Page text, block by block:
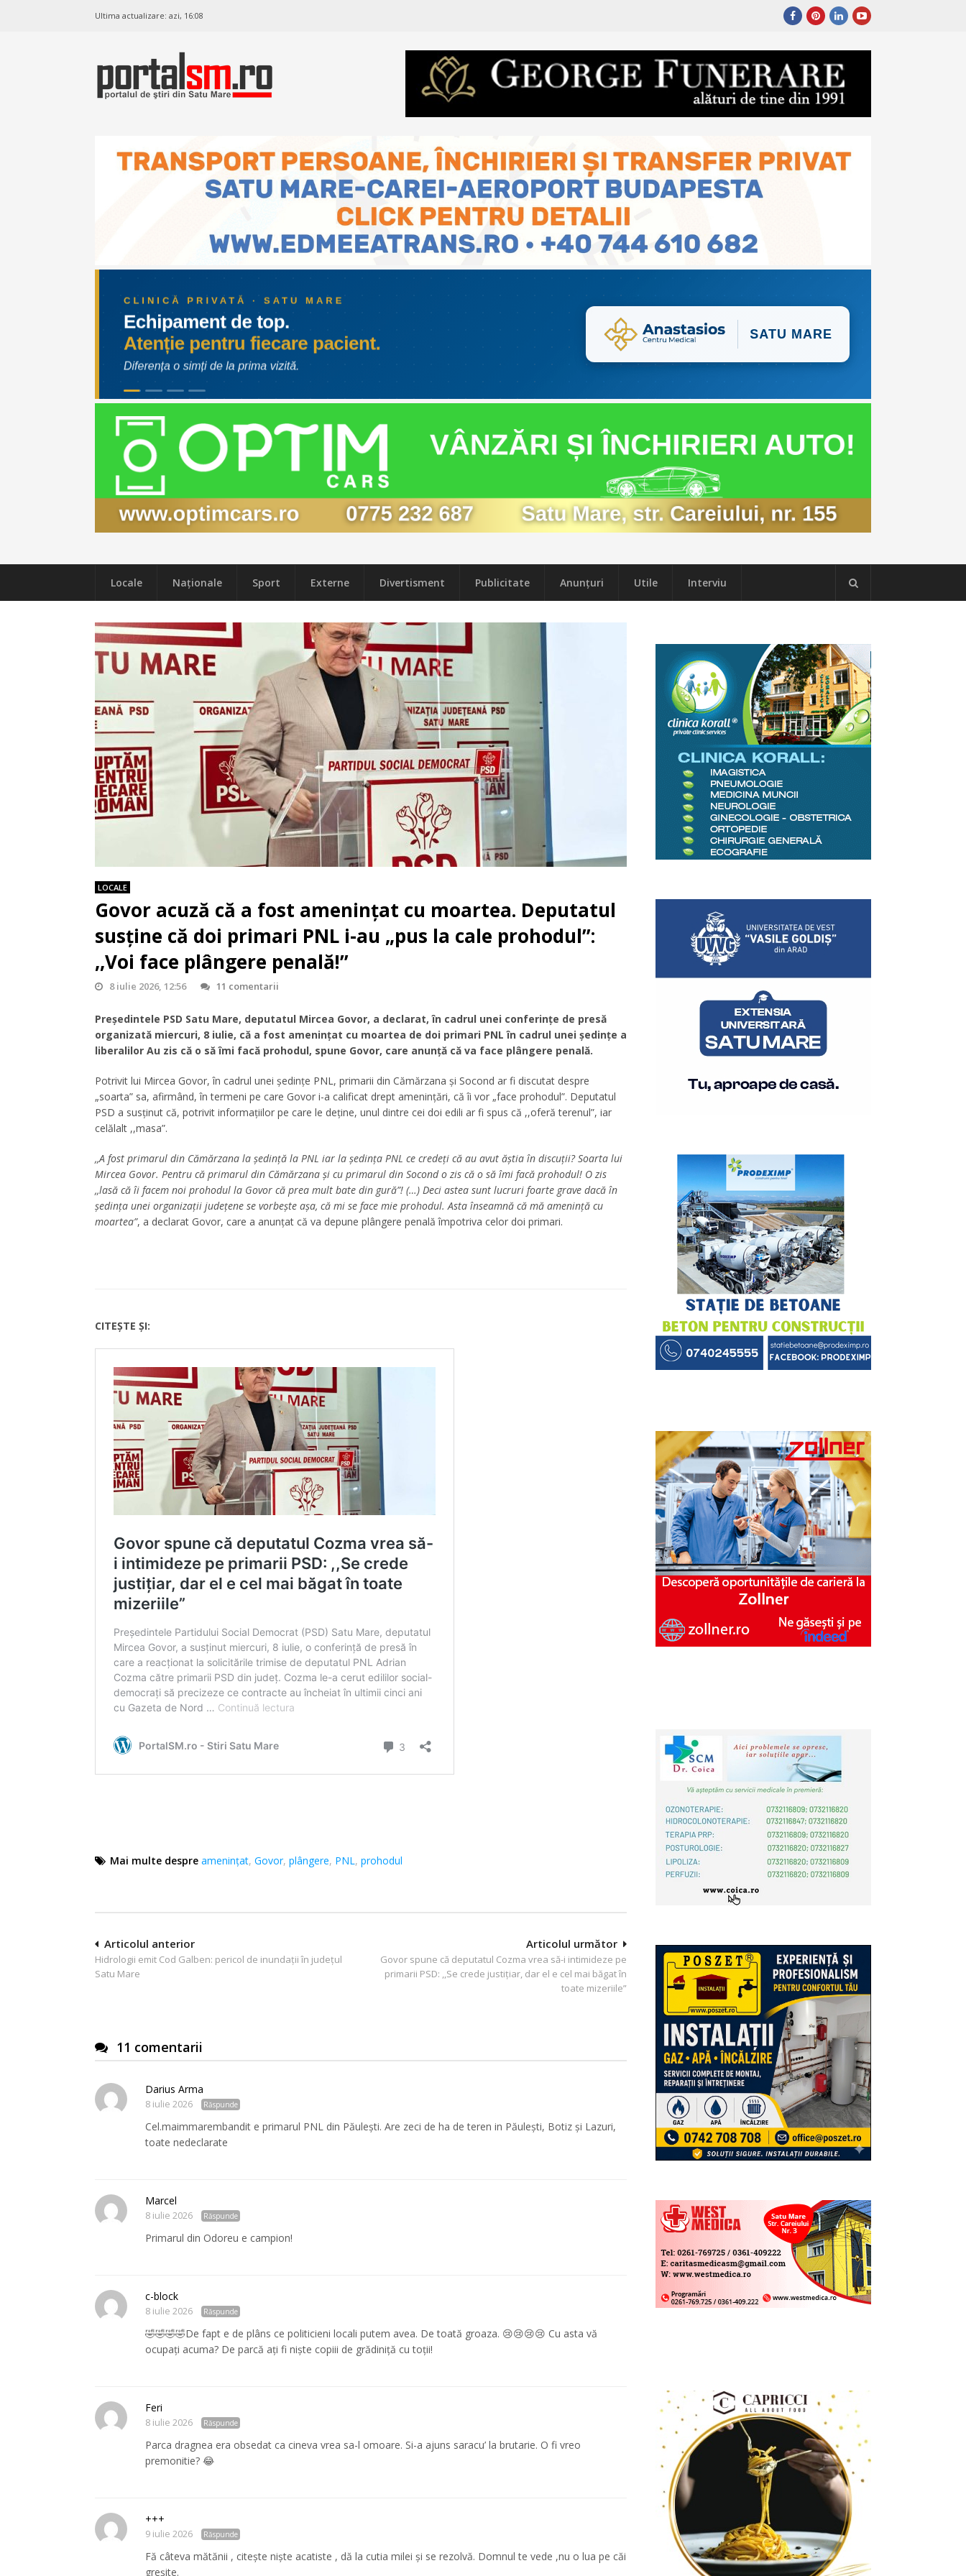
Ultima actualizare: azi, 16:08
Locale Naţionale Sport Externe Divertisment Publicitate Anunțuri Utile Interviu
LOCALE
Govor acuză că a fost amenințat cu moartea. Deputatul
susține că doi primari PNL i-au „pus la cale prohodul”:
,,Voi face plângere penală!”
8 iulie 2026, 12:56 11 comentarii
Președintele PSD Satu Mare, deputatul Mircea Govor, a declarat, în cadrul unei conferințe de presă
organizată miercuri, 8 iulie, că a fost amenințat cu moartea de doi primari PNL în cadrul unei ședințe a
liberalilor Au zis că o să îmi facă prohodul, spune Govor, care anunță că va face plângere penală.
Potrivit lui Mircea Govor, în cadrul unei ședințe PNL, primarii din Cămărzana și Socond ar fi discutat despre
„soarta” sa, afirmând, în termeni pe care Govor i-a calificat drept amenințări, că îi vor „face prohodul”. Deputatul
PSD a susținut că, potrivit informațiilor pe care le deține, unul dintre cei doi edili ar fi spus că ,,oferă terenul”, iar
celălalt ,,masa”.
,,A fost primarul din Cămărzana la ședință la PNL iar la ședința PNL ce credeți că au avut ăștia în discuții? Soarta lui
Mircea Govor. Pentru că primarul din Cămărzana și cu primarul din Socond o zis că o să îmi facă prohodul! O zis
,,lasă că îi facem noi prohodul la Govor că prea mult bate din gură”! (…) Deci astea sunt lucruri foarte grave dacă în
ședința unei organizații județene se vorbește așa, că mi se face mie prohodul. Asta înseamnă că mă amenință cu
moartea”, a declarat Govor, care a anunțat că va depune plângere penală împotriva celor doi primari.
CITEȘTE ȘI:
Mai multe despre amenințat, Govor, plângere, PNL, prohodul
Navigare
în
Articolul următor
Govor spune că deputatul Cozma vrea să-i intimideze pe
primarii PSD: ,,Se crede justițiar, dar el e cel mai băgat în
toate mizeriile”
Articolul anterior
Hidrologii emit Cod Galben: pericol de inundații în județul
Satu Mare
11 comentarii
Darius Arma
8 iulie 2026 Răspunde
Cel.maimmarembandit e primarul PNL din Păulești. Are zeci de ha de teren in Păulești, Botiz și Lazuri,
toate nedeclarate
Marcel
8 iulie 2026 Răspunde
Primarul din Odoreu e campion!
c-block
8 iulie 2026 Răspunde
🤣🤣🤣🤣De fapt e de plâns ce politicieni locali putem avea. De toată groaza. 😢😢😢😢 Cu asta vă
ocupați acuma? De parcă ați fi niște copiii de grădiniță cu toții!
Feri
8 iulie 2026 Răspunde
Parca dragnea era obsedat ca cineva vrea sa-l omoare. Si-a ajuns saracu’ la brutarie. O fi vreo
premonitie? 😂
+++
9 iulie 2026 Răspunde
Fă câteva mătănii , citește niște acatiste , dă la cutia milei și se rezolvă. Domnul te vede ,nu o lua pe căi
greșite.